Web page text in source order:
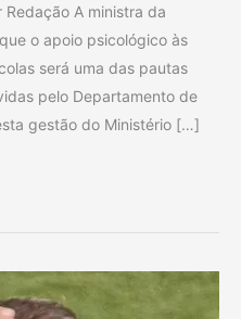
A ministra da
o apoio psicológico às
será uma das pautas
pelo Departamento de
gestão do Ministério […]